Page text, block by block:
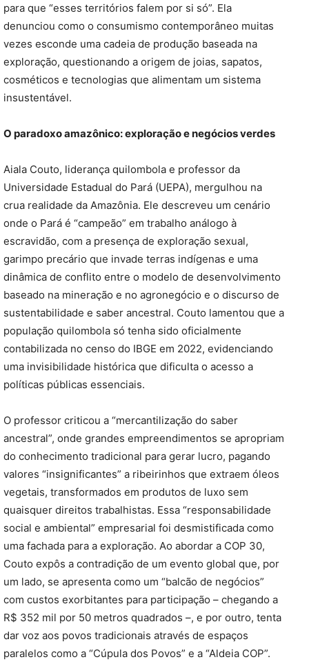
para que “esses territórios falem por si só”. Ela
denunciou como o consumismo contemporâneo muitas
vezes esconde uma cadeia de produção baseada na
exploração, questionando a origem de joias, sapatos,
cosméticos e tecnologias que alimentam um sistema
insustentável.
O paradoxo amazônico: exploração e negócios verdes
Aiala Couto, liderança quilombola e professor da
Universidade Estadual do Pará (UEPA), mergulhou na
crua realidade da Amazônia. Ele descreveu um cenário
onde o Pará é “campeão” em trabalho análogo à
escravidão, com a presença de exploração sexual,
garimpo precário que invade terras indígenas e uma
dinâmica de conflito entre o modelo de desenvolvimento
baseado na mineração e no agronegócio e o discurso de
sustentabilidade e saber ancestral. Couto lamentou que a
população quilombola só tenha sido oficialmente
contabilizada no censo do IBGE em 2022, evidenciando
uma invisibilidade histórica que dificulta o acesso a
políticas públicas essenciais.
O professor criticou a “mercantilização do saber
ancestral”, onde grandes empreendimentos se apropriam
do conhecimento tradicional para gerar lucro, pagando
valores “insignificantes” a ribeirinhos que extraem óleos
vegetais, transformados em produtos de luxo sem
quaisquer direitos trabalhistas. Essa “responsabilidade
social e ambiental” empresarial foi desmistificada como
uma fachada para a exploração. Ao abordar a COP 30,
Couto expôs a contradição de um evento global que, por
um lado, se apresenta como um “balcão de negócios”
com custos exorbitantes para participação – chegando a
R$ 352 mil por 50 metros quadrados –, e por outro, tenta
dar voz aos povos tradicionais através de espaços
paralelos como a “Cúpula dos Povos” e a “Aldeia COP”.